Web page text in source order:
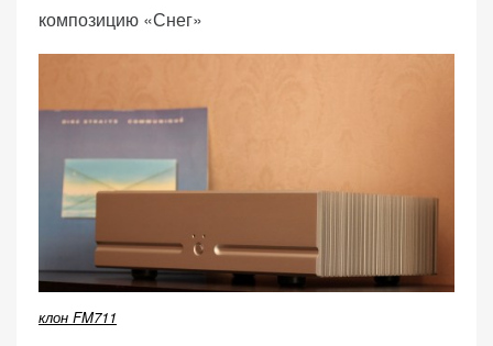
композицию «Снег»
клон FM711